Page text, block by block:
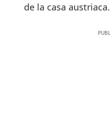
de la casa austriaca.